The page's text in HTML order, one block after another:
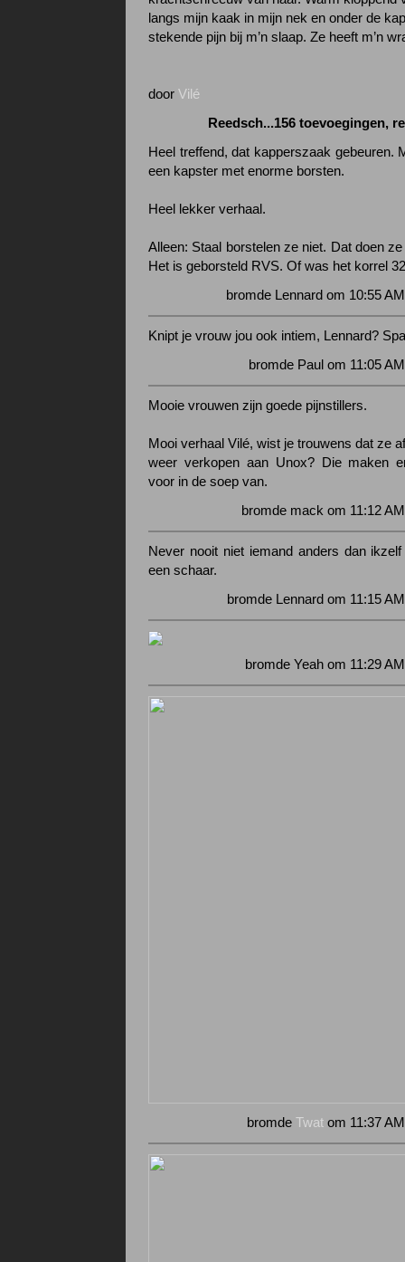
langs mijn kaak in mijn nek en onder de
stekende pijn bij m’n slaap. Ze heeft m’n
door Vilé
Reedsch...156 toevoegingen,
Heel treffend, dat kapperszaak gebeuren.
een kapster met enorme borsten.
Heel lekker verhaal.
Alleen: Staal borstelen ze niet. Dat doen
Het is geborsteld RVS. Of was het korrel
bromde Lennard om 10:55
Knipt je vrouw jou ook intiem, Lennard?
bromde Paul om 11:05
Mooie vrouwen zijn goede pijnstillers.
Mooi verhaal Vilé, wist je trouwens dat ze
weer verkopen aan Unox? Die maken
voor in de soep van.
bromde mack om 11:12
Never nooit niet iemand anders dan
een schaar.
bromde Lennard om 11:15
bromde Yeah om 11:29
bromde Twat om 11:37